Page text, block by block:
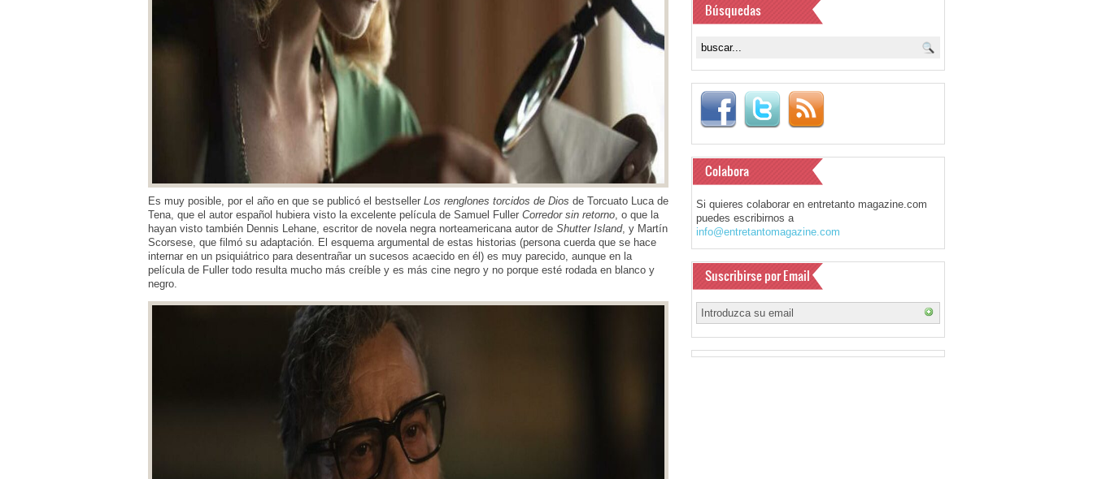
Es muy posible, por el año en que se publicó el bestseller Los renglones torcidos de Dios de Torcuato Luca de
Tena, que el autor español hubiera visto la excelente película de Samuel Fuller Corredor sin retorno , o que la
hayan visto también Dennis Lehane, escritor de novela negra norteamericana autor de Shutter Island, y Martín
Scorsese, que filmó su adaptación. El esquema argumental de estas historias (persona cuerda que se hace
internar en un psiquiátrico para desentrañar un sucesos acaecido en él) es muy parecido, aunque en la
película de Fuller todo resulta mucho más creíble y es más cine negro y no porque esté rodada en blanco y
negro.
Búsquedas
Colabora
Si quieres colaborar en entretanto magazine.com
puedes escribirnos a
info@entretantomagazine.com
Suscribirse por Email